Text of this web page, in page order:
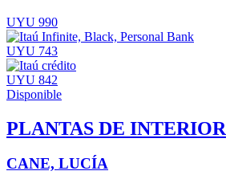
UYU 990
UYU 743
UYU 842
Disponible
PLANTAS DE INTERIOR
CANE, LUCÍA